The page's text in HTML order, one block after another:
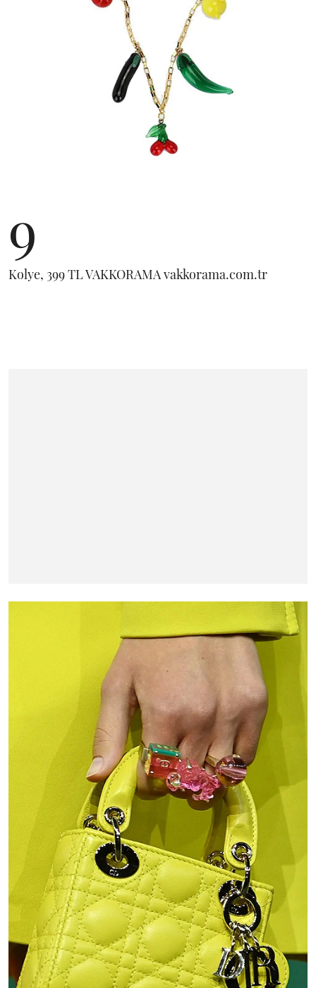
9
Kolye, 399 TL VAKKORAMA vakkorama.com.tr